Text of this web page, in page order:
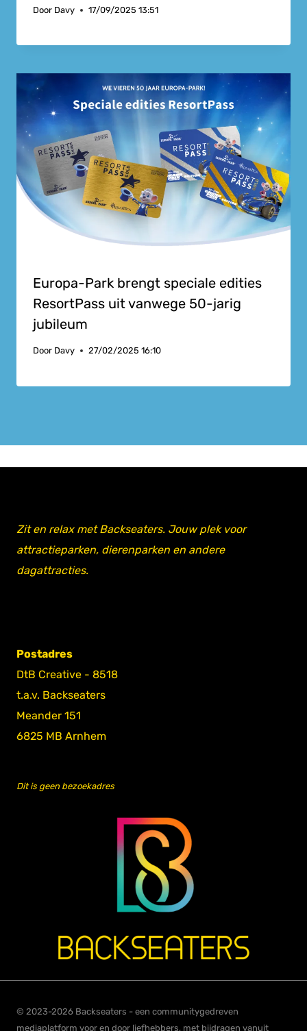
Door Davy 17/09/2025 13:51
Europa-Park brengt speciale edities
ResortPass uit vanwege 50-jarig
jubileum
Door Davy 27/02/2025 16:10
Zit en relax met Backseaters. Jouw plek voor
attractieparken, dierenparken en andere
dagattracties.
Postadres
DtB Creative - 8518
t.a.v. Backseaters
Meander 151
6825 MB Arnhem
Dit is geen bezoekadres
© 2023-2026 Backseaters - een communitygedreven
mediaplatform voor en door liefhebbers, met bijdragen vanuit